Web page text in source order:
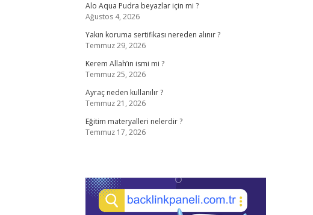
Alo Aqua Pudra beyazlar için mi ?
Ağustos 4, 2026
Yakın koruma sertifikası nereden alınır ?
Temmuz 29, 2026
Kerem Allah’ın ismi mi ?
Temmuz 25, 2026
Ayraç neden kullanılır ?
Temmuz 21, 2026
Eğitim materyalleri nelerdir ?
Temmuz 17, 2026